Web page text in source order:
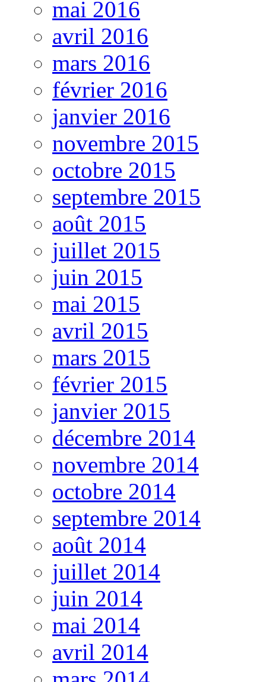
mai 2016
avril 2016
mars 2016
février 2016
janvier 2016
novembre 2015
octobre 2015
septembre 2015
août 2015
juillet 2015
juin 2015
mai 2015
avril 2015
mars 2015
février 2015
janvier 2015
décembre 2014
novembre 2014
octobre 2014
septembre 2014
août 2014
juillet 2014
juin 2014
mai 2014
avril 2014